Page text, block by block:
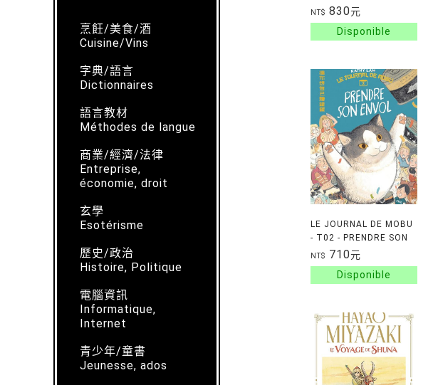
烹飪/美食/酒
Cuisine/Vins
字典/語言
Dictionnaires
語言教材
Méthodes de langue
商業/經濟/法律
Entreprise,
économie, droit
玄學
Esotérisme
歷史/政治
Histoire, Politique
電腦資訊
Informatique,
Internet
青少年/童書
Jeunesse, ados
NT$ 830元
LE JOURNAL DE MOBU
- T02 - PRENDRE SON
ENVOL
NT$ 710元